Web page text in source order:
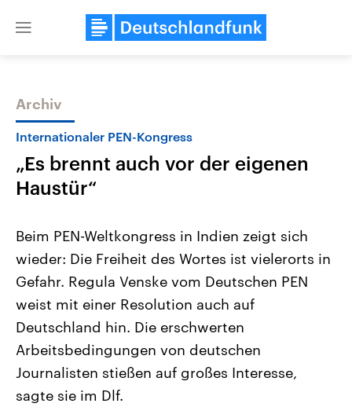
Close
Themen
Landtagswahl Sachsen-Anhalt
2026
Alle Informationen
Sachsen-Anhalt wählt am 6.
September 2026 einen neuen
Landtag. Seit 2021 wird das
Bundesland von einer Koalition aus
CDU, SPD und FDP regiert.-
Umfragen, Prognosen,
Wahlprogramme, aktuelle Berichte
und Hintergründe zu den Parteien
USA
Aktuelle Beiträge,
Hintergründe
Wirtschaftlich und
gehören die Vereinigten
den mächtigsten Ländern
mit großem Einfluss auf
Sendungen Programm
Archiv
Internationaler PEN-Kongress
„Es brennt auch vor der eigenen
Haustür“
Beim PEN-Weltkongress in Indien zeigt sich
wieder: Die Freiheit des Wortes ist vielerorts in
Gefahr. Regula Venske vom Deutschen PEN
weist mit einer Resolution auch auf
Deutschland hin. Die erschwerten
Arbeitsbedingungen von deutschen
Journalisten stießen auf großes Interesse,
sagte sie im Dlf.